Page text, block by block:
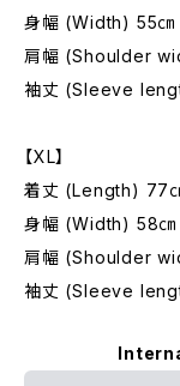
身幅 (Width) 55㎝
肩幅 (Shoulder
袖丈 (Sleeve
【XL】
着丈 (Length) 77
身幅 (Width) 58㎝
肩幅 (Shoulder
袖丈 (Sleeve